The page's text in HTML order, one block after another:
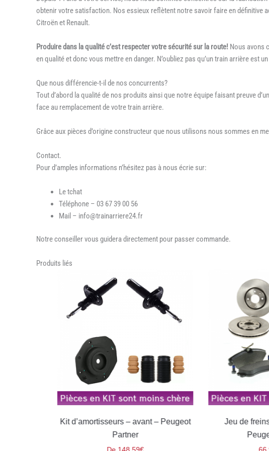
obtenir votre satisfaction. Nos essieux reflètent notre savoir faire en définitive
Citroën et Renault.
Produire dans la qualité c’est respecter votre sécurité sur la route! Nous avons
en qualité et donc vous mettre en danger. N’oubliez pas qu’un train arrière
Que nous différencie-t-il de nos concurrents?
Tout d’abord la qualité de nos produits ainsi que notre équipe faisant preuve
face au remplacement de votre train arrière.
Grâce aux pièces d’origine constructeur que nous utilisons nous sommes en
Contact.
Pour d’amples informations n’hésitez pas à nous écrie sur:
Le tchat
Téléphone – 03 67 39 00 56
Mail – info@trainarriere24.fr
Notre conseiller vous guidera directement pour passer commande.
Produits liés
Kit d’amortisseurs – avant – Peugeot
Partner
Jeu de freins